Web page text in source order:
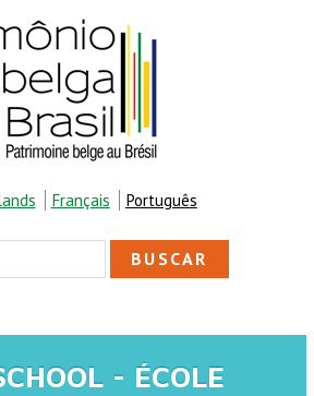
Français Português
DE
AQUI
- ÉCOLE